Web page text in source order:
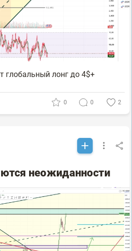
глобальный лонг до 4$+
0 0 2
неожиданности